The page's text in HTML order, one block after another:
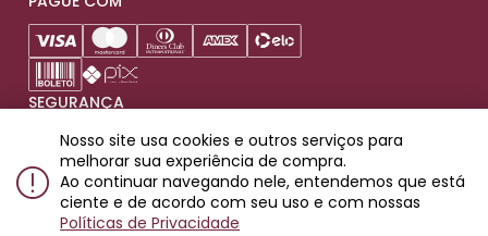
SEGURANÇA
Produtos destinados para maiores de 18 anos.
Nosso site usa cookies e outros serviços para
melhorar sua experiência de compra.
Ao continuar navegando nele, entendemos que está
ciente e de acordo com seu uso e com nossas
Políticas de Privacidade